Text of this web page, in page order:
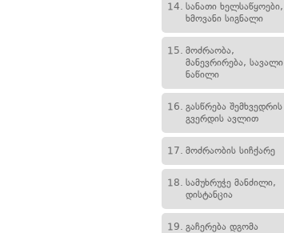
14. სანათი ხელსაწყოები,
ხმოვანი სიგნალი
15. მოძრაობა,
მანევრირება, სავალი
ნაწილი
16. გასწრება შემხვედრის
გვერდის ავლით
17. მოძრაობის სიჩქარე
18. სამუხრუჭე მანძილი,
დისტანცია
19. გაჩერება დგომა